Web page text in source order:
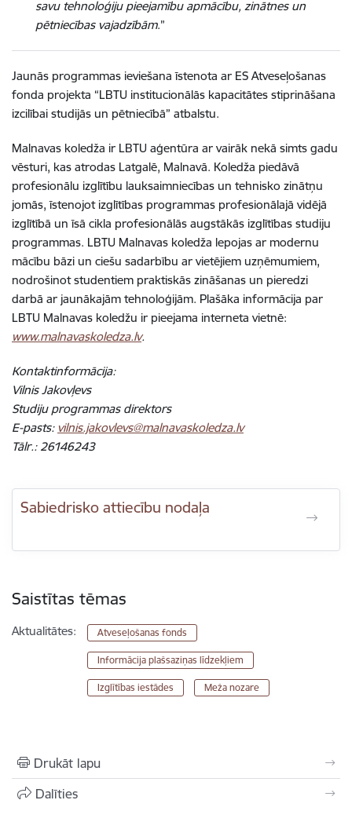
savu tehnoloģiju pieejamību apmācību, zinātnes un
pētniecības vajadzībām.”
Jaunās programmas ieviešana īstenota ar ES Atveseļošanas
fonda projekta “LBTU institucionālās kapacitātes stiprināšana
izcilībai studijās un pētniecībā” atbalstu.
Malnavas koledža ir LBTU aģentūra ar vairāk nekā simts gadu
vēsturi, kas atrodas Latgalē, Malnavā. Koledža piedāvā
profesionālu izglītību lauksaimniecības un tehnisko zinātņu
jomās, īstenojot izglītības programmas profesionālajā vidējā
izglītībā un īsā cikla profesionālās augstākās izglītības studiju
programmas. LBTU Malnavas koledža lepojas ar modernu
mācību bāzi un ciešu sadarbību ar vietējiem uzņēmumiem,
nodrošinot studentiem praktiskās zināšanas un pieredzi
darbā ar jaunākajām tehnoloģijām. Plašāka informācija par
LBTU Malnavas koledžu ir pieejama interneta vietnē:
www.malnavaskoledza.lv.
Kontaktinformācija:
Vilnis Jakovļevs
Studiju programmas direktors
E-pasts: vilnis.jakovlevs@malnavaskoledza.lv
Tālr.: 26146243
Sabiedrisko attiecību nodaļa
Saistītas tēmas
Aktualitātes: Atveseļošanas fonds
Informācija plašsaziņas līdzekļiem
Izglītības iestādes Meža nozare
Drukāt lapu
Dalīties